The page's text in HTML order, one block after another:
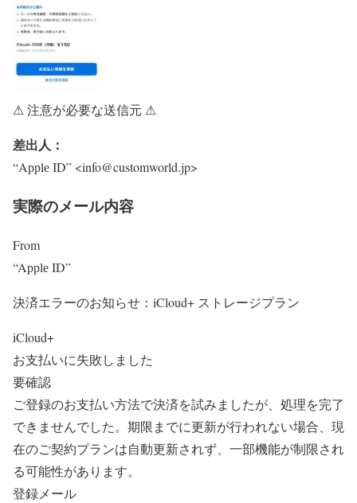
⚠ 注意が必要な送信元 ⚠
差出人：
“Aррlе ID” <info@customworld.jp>
実際のメール内容
From
“Aррlе ID”
決済エラーのお知らせ：iCloud+ ストレージプラン
iCloud+
お支払いに失敗しました
要確認
ご登録のお支払い方法で決済を試みましたが、処理を完了
できませんでした。期限までに更新が行われない場合、現
在のご契約プランは自動更新されず、一部機能が制限され
る可能性があります。
登録メール